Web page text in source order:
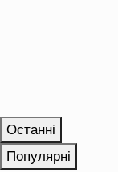
Останні
Популярні